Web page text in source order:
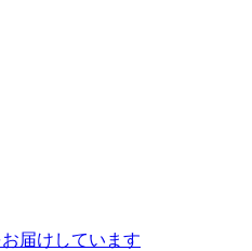
届けしています